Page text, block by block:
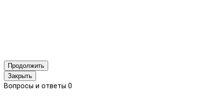
Продолжить
Закрыть
Вопросы и ответы 0